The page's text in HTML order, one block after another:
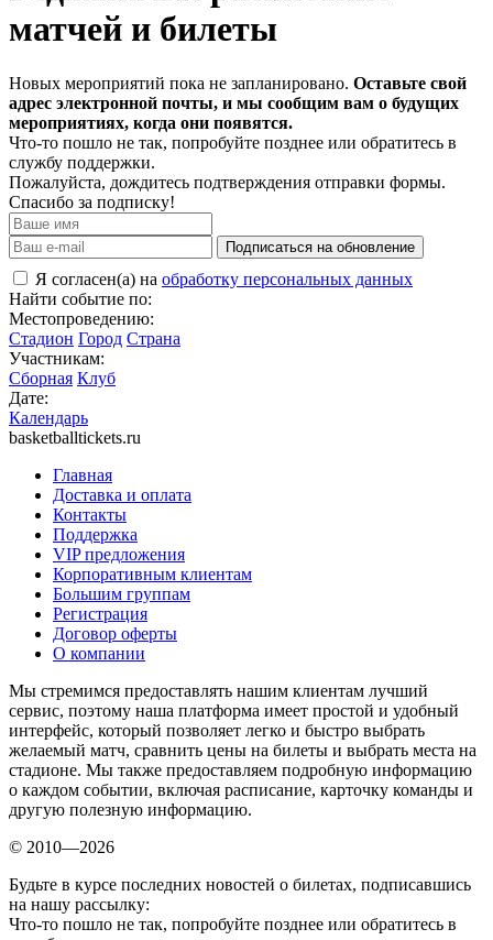
матчей и билеты
Новых мероприятий пока не запланировано. Оставьте свой
адрес электронной почты, и мы сообщим вам о будущих
мероприятиях, когда они появятся.
Что-то пошло не так, попробуйте позднее или обратитесь в
службу поддержки.
Пожалуйста, дождитесь подтверждения отправки формы.
Спасибо за подписку!
Подписаться на обновление
Я согласен(а) на обработку персональных данных
Найти событие по:
Местопроведению:
Стадион Город Страна
Участникам:
Сборная Клуб
Дате:
Календарь
basketballtickets.ru
Главная
Доставка и оплата
Контакты
Поддержка
VIP предложения
Корпоративным клиентам
Большим группам
Регистрация
Договор оферты
О компании
Мы стремимся предоставлять нашим клиентам лучший
сервис, поэтому наша платформа имеет простой и удобный
интерфейс, который позволяет легко и быстро выбрать
желаемый матч, сравнить цены на билеты и выбрать места на
стадионе. Мы также предоставляем подробную информацию
о каждом событии, включая расписание, карточку команды и
другую полезную информацию.
© 2010—2026
Будьте в курсе последних новостей о билетах, подписавшись
на нашу рассылку:
Что-то пошло не так, попробуйте позднее или обратитесь в